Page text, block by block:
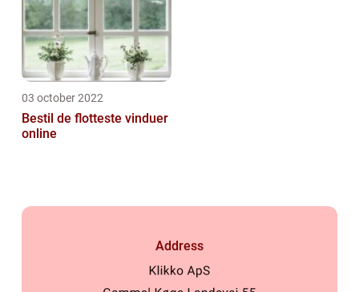
03 october 2022
Bestil de flotteste vinduer
online
Address